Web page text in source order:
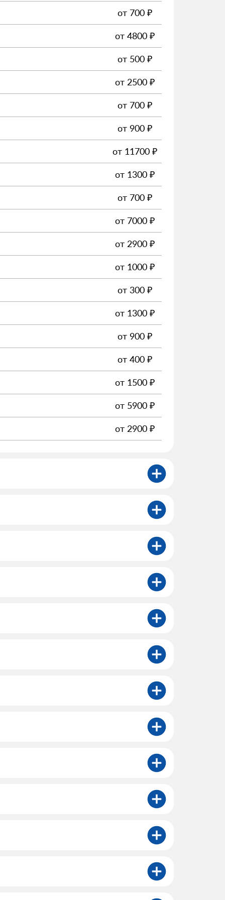
от 700 ₽
от 4800 ₽
от 500 ₽
от 2500 ₽
от 700 ₽
от 900 ₽
от 11700 ₽
от 1300 ₽
от 700 ₽
от 7000 ₽
от 2900 ₽
от 1000 ₽
от 300 ₽
от 1300 ₽
от 900 ₽
от 400 ₽
от 1500 ₽
от 5900 ₽
от 2900 ₽